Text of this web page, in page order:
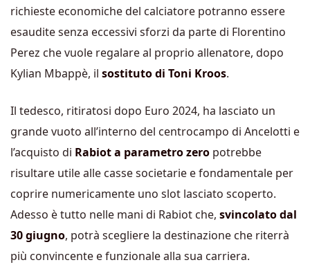
richieste economiche del calciatore potranno essere
esaudite senza eccessivi sforzi da parte di Florentino
Perez che vuole regalare al proprio allenatore, dopo
Kylian Mbappè, il sostituto di Toni Kroos.
Il tedesco, ritiratosi dopo Euro 2024, ha lasciato un
grande vuoto all’interno del centrocampo di Ancelotti e
l’acquisto di Rabiot a parametro zero potrebbe
risultare utile alle casse societarie e fondamentale per
coprire numericamente uno slot lasciato scoperto.
Adesso è tutto nelle mani di Rabiot che, svincolato dal
30 giugno, potrà scegliere la destinazione che riterrà
più convincente e funzionale alla sua carriera.